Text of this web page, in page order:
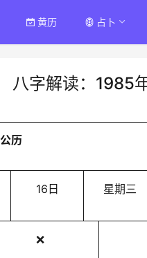
黄历 占卜
八字解读：1985
公历
16日 星期三
❌